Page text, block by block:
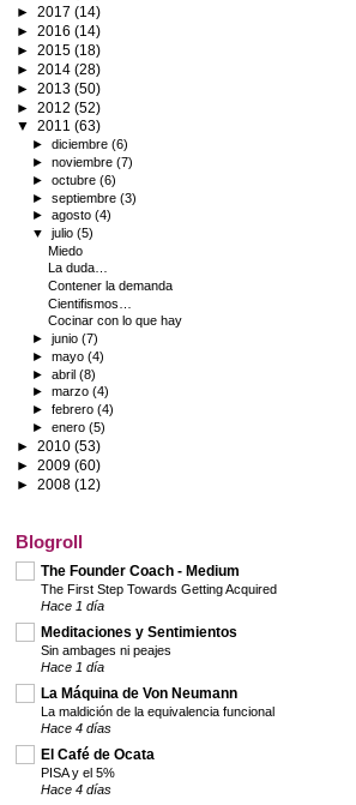
► 2017 (14)
► 2016 (14)
► 2015 (18)
► 2014 (28)
► 2013 (50)
► 2012 (52)
▼ 2011 (63)
►diciembre(6)
►noviembre(7)
►octubre(6)
►septiembre(3)
►agosto(4)
▼julio(5)
Miedo
La duda…
Contener la demanda
Cientifismos…
Cocinar con lo que hay
►junio(7)
►mayo(4)
►abril(8)
►marzo(4)
►febrero(4)
►enero(5)
► 2010 (53)
► 2009 (60)
► 2008 (12)
Blogroll
The Founder Coach - Medium
The First Step Towards Getting Acquired
Hace 1 día
Meditaciones y Sentimientos
Sin ambages ni peajes
Hace 1 día
La Máquina de Von Neumann
La maldición de la equivalencia funcional
Hace 4 días
El Café de Ocata
PISA y el 5%
Hace 4 días